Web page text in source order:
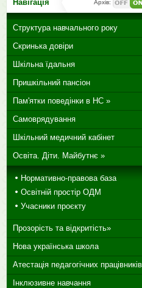
Навігація Архів:
Структура навчального року
Скринька довіри
Шкільна їдальня
Пришкільний пансіон
Пам'ятки поведінки в НС »
Самоврядування
Шкільний медичний кабінет
Освіта. Діти. Майбутнє »
Нормативно-правова база
Освітній простір ОДМ
Учасники проєкту
Прозорість та відкритість»
Нова українська школа
Атестація педагогічних працівників
Інклюзивне навчання